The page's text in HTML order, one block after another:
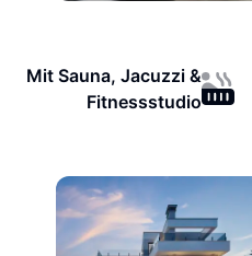
Mit Sauna, Jacuzzi &
Fitnessstudio